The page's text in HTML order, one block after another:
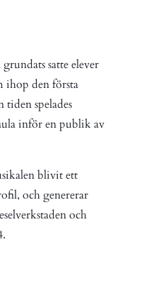
satte elever
ihop den första
tiden spelades
inför en publik av
blivit ett
och genererar
och